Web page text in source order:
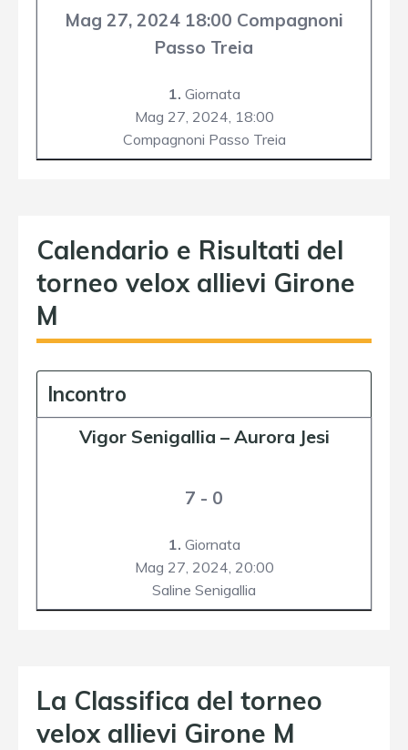
Mag 27, 2024 18:00 Compagnoni
Passo Treia
1. Giornata
Mag 27, 2024, 18:00
Compagnoni Passo Treia
Calendario e Risultati del
torneo velox allievi Girone
M
Incontro
Vigor Senigallia – Aurora Jesi
7 - 0
1. Giornata
Mag 27, 2024, 20:00
Saline Senigallia
La Classifica del torneo
velox allievi Girone M